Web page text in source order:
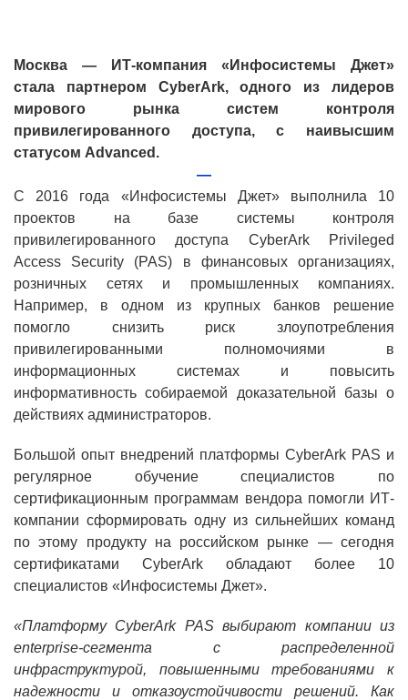
Москва — ИТ-компания «Инфосистемы Джет»
стала партнером CyberArk, одного из лидеров
мирового рынка систем контроля
привилегированного доступа, с наивысшим
статусом Advanced .
—
С 2016 года «Инфосистемы Джет» выполнила 10
проектов на базе системы контроля
привилегированного доступа CyberArk
Privileged
Access
Security (PAS) в финансовых организациях,
розничных сетях и промышленных компаниях.
Например, в одном из крупных банков решение
помогло снизить риск злоупотребления
привилегированными полномочиями в
информационных системах и повысить
информативность собираемой доказательной базы о
действиях администраторов.
Большой опыт внедрений платформы CyberArk PAS и
регулярное обучение специалистов по
сертификационным программам вендора помогли ИТ-
компании сформировать одну из сильнейших команд
по этому продукту на российском рынке — сегодня
сертификатами CyberArk
обладают более 10
специалистов «Инфосистемы Джет».
«Платформу CyberArk PASвыбирают компании из
enterprise-сегмента с распределенной
инфраструктурой, повышенными требованиями к
надежности и отказоустойчивости решений. Как